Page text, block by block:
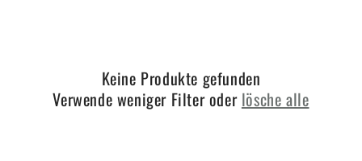
Keine Produkte gefunden
Verwende weniger Filter oder lösche alle